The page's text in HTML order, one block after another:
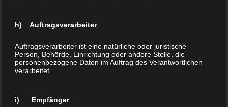
ursprünglich neapolitanisches Gericht und kein
italienisches.
Auch die sizilianischen Cannoli haben mit ihrer leckeren
h) Auftragsverarbeiter
Auftragsverarbeiter ist eine natürliche oder juristische
Person, Behörde, Einrichtung oder andere Stelle, die
personenbezogene Daten im Auftrag des Verantwortlichen
verarbeitet.
i) Empfänger